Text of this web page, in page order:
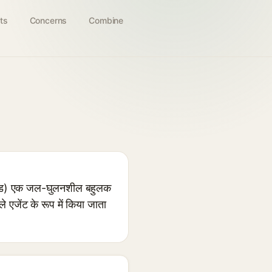
Concerns Combine
एक जल-घुलनशील बहुलक
एजेंट के रूप में किया जाता